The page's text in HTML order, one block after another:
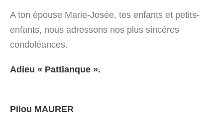
A ton épouse Marie-Josée, tes enfants et petits-
enfants, nous adressons nos plus sincères
condoléances.
Adieu « Pattianque ».
Pilou MAURER